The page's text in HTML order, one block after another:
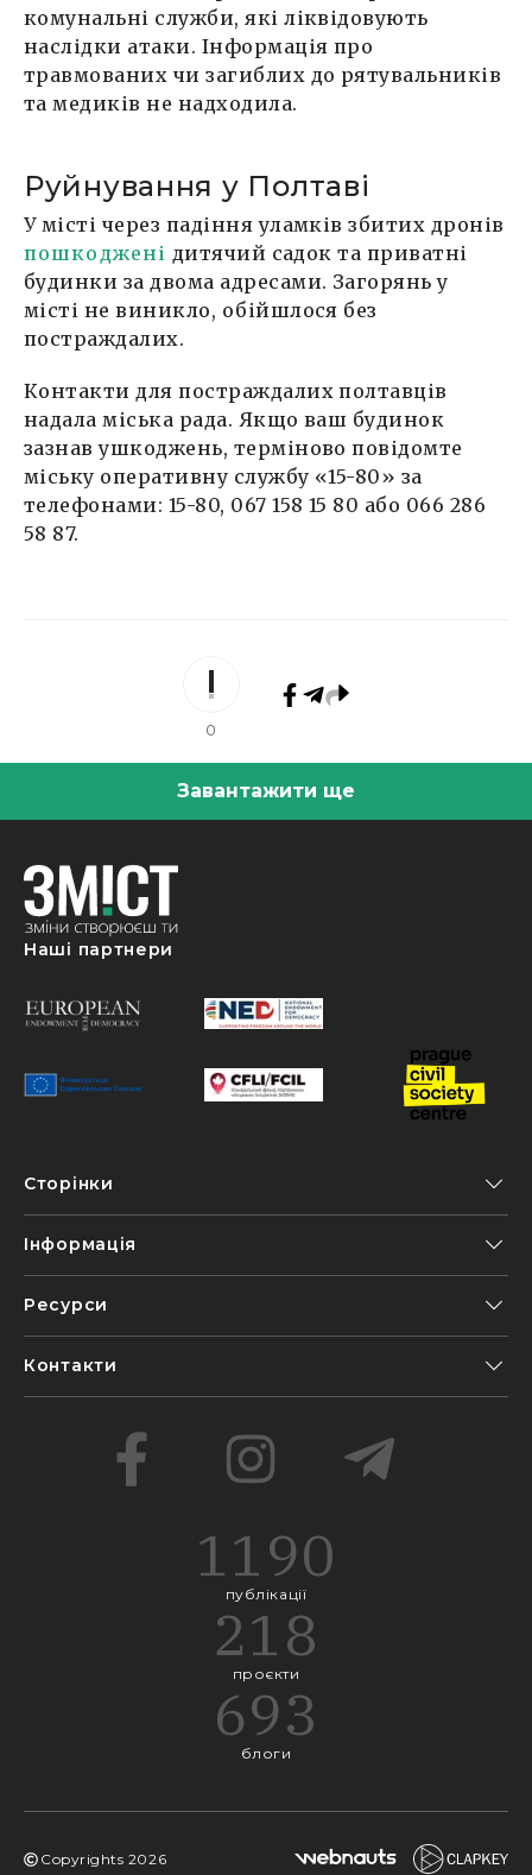
комунальні служби, які ліквідовують
наслідки атаки. Інформація про
травмованих чи загиблих до рятувальників
та медиків не надходила.
Руйнування у Полтаві
У місті через падіння уламків збитих дронів
пошкоджені дитячий садок та приватні
будинки за двома адресами. Загорянь у
місті не виникло, обійшлося без
постраждалих.
Контакти для постраждалих полтавців
надала міська рада. Якщо ваш будинок
зазнав ушкоджень, терміново повідомте
міську оперативну службу «15-80» за
телефонами: 15-80, 067 158 15 80 або 066 286
58 87.
0
Завантажити ще
Наші партнери
Сторінки
Інформація
Ресурси
Контакти
1190
публікації
218
проєкти
693
блоги
Copyrights 2026